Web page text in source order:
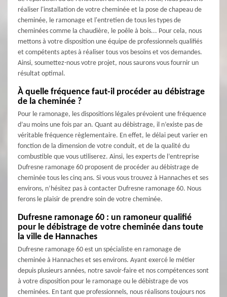
réaliser l'installation de votre cheminée et la pose de chapeau de
cheminée, le ramonage et l'entretien de tous les types de
cheminées comme la chaudière, le poêle à bois... Pour cela, nous
mettons à votre disposition une équipe de professionnels qualifiés
et compétents aptes à réaliser tous vos besoins et vos demandes.
Ainsi, soumettez-nous votre projet, nous saurons vous fournir un
résultat optimal.
À quelle fréquence faut-il procéder au débistrage
de la cheminée ?
Pour le ramonage, les dispositions légales prévoient une fréquence
d’au moins une fois par an. Quant au débistrage, il n’existe pas de
véritable fréquence règlementaire. En effet, le délai peut varier en
fonction de la dimension de votre conduit, et de la qualité du
combustible que vous utiliserez. Ainsi, les experts de l’entreprise
Dufresne ramonage 60 proposent de procéder au débistrage de
cheminée tous les cinq ans. Si vous vous trouvez à Hannaches et ses
environs, n’hésitez pas à contacter Dufresne ramonage 60. Nous
ferons le plaisir de prendre soin de votre cheminée.
Dufresne ramonage 60 : un ramoneur qualifié
pour le débistrage de votre cheminée dans toute
la ville de Hannaches
Dufresne ramonage 60 est un spécialiste en ramonage de
cheminée à Hannaches et ses environs. Ayant exercé le métier
depuis plusieurs années, notre savoir-faire et nos compétences sont
à votre disposition pour le ramonage ou le débistrage de vos
cheminées. En tant que professionnels, nous réalisons toujours nos